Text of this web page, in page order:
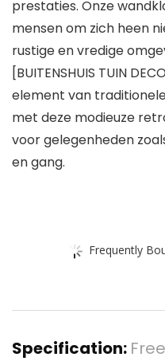
prestaties. Onze
mensen om zich heen
rustige en vredige
[BUITENSHUIS TUIN
element van
met deze modieuze
voor gelegenheden
en gang.
Frequently
Specification: